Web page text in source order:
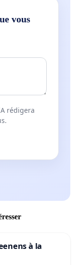
vous
rédigera
à la